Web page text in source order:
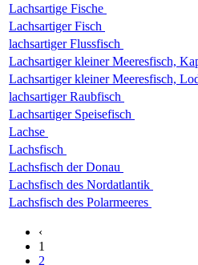
Lachsartige Fische
Lachsartiger Fisch
lachsartiger Flussfisch
Lachsartiger kleiner Meeresfisch,
Lachsartiger kleiner Meeresfisch,
lachsartiger Raubfisch
Lachsartiger Speisefisch
Lachse
Lachsfisch
Lachsfisch der Donau
Lachsfisch des Nordatlantik
Lachsfisch des Polarmeeres
‹
1
2